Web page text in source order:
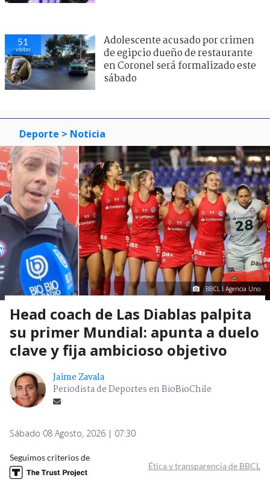
51
visitas
Adolescente acusado por crimen
de egipcio dueño de restaurante
en Coronel será formalizado este
sábado
Deporte > Noticia
BBCL I Agencia Uno
Head coach de Las Diablas palpita
su primer Mundial: apunta a duelo
clave y fija ambicioso objetivo
Jaime Zavala
Periodista de Deportes en BioBioChile
Sábado 08 Agosto, 2026 | 07:30
Seguimos criterios de
Ética y transparencia de BBCL